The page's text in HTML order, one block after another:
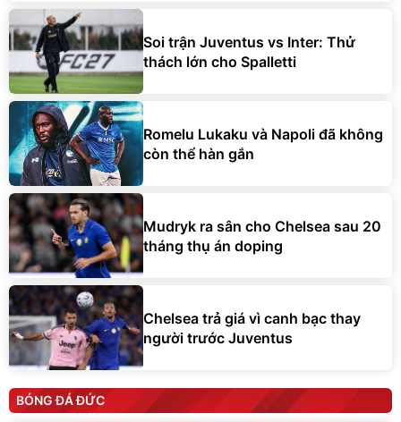
Soi trận Juventus vs Inter: Thử
thách lớn cho Spalletti
Romelu Lukaku và Napoli đã không
còn thể hàn gắn
Mudryk ra sân cho Chelsea sau 20
tháng thụ án doping
Chelsea trả giá vì canh bạc thay
người trước Juventus
BÓNG ĐÁ ĐỨC